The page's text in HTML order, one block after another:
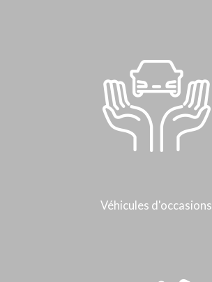
Véhicules d'occasions